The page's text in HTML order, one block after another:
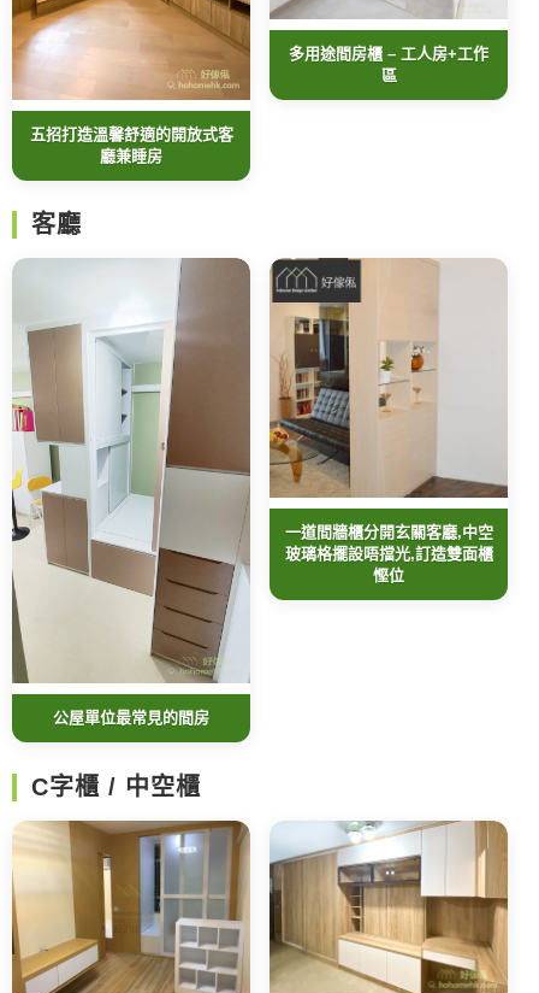
五招打造溫馨舒適的開放式客
廳兼睡房
多用途間房櫃 – 工人房+工作
區
客廳
公屋單位最常見的間房
一道間牆櫃分開玄關客廳,中空
玻璃格擺設唔擋光,訂造雙面櫃
慳位
C字櫃 / 中空櫃